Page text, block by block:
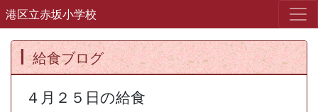
港区立赤坂小学校
給食ブログ
４月２５日の給食